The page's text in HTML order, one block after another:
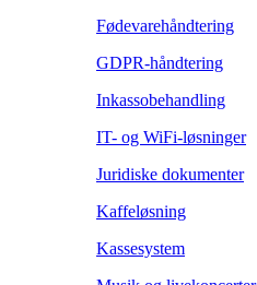
Fødevarehåndtering
GDPR-håndtering
Inkassobehandling
IT- og WiFi-løsninger
Juridiske dokumenter
Kaffeløsning
Kassesystem